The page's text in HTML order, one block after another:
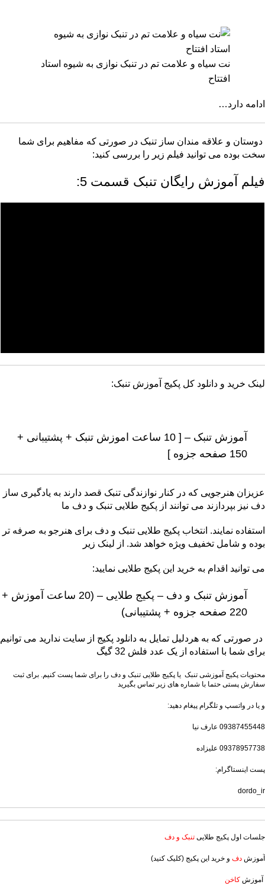
نت سیاه و علامت تم در تنبک نوازی به شیوه استاد
افتتاح
ادامه دارد…
دوستان و علاقه مندان ساز تنبک در صورتی که مفاهیم برای شما
سخت بوده می توانید فیلم زیر را بررسی کنید:
فیلم آموزش رایگان تنبک قسمت 5:
لینک خرید و دانلود کل پکیج آموزش تنبک:
آموزش تنبک – [ 10 ساعت اموزش تنبک + پشتیبانی +
150 صفحه جزوه ]
عزیزان هنرجویی که در کنار نوازندگی تنبک قصد دارند به یادگیری ساز
دف نیز بپردازند می توانند از پکیج طلایی تنبک و دف ما
استفاده نمایند. انتخاب پکیج طلایی تنبک و دف برای هنرجو به صرفه تر
بوده و شامل تخفیف ویژه خواهد شد. از لینک زیر
می توانید اقدام به خرید این پکیج طلایی نمایید:
آموزش تنبک و دف – پکیج طلایی – (20 ساعت آموزش +
220 صفحه جزوه + پشتیبانی)
در صورتی که به هردلیل تمایل به دانلود پکیج از سایت ندارید می توانیم
برای شما با استفاده از یک عدد فلش 32 گیگ
محتویات پکیج آموزشی تنبک یا پکیج طلایی تنبک و دف را برای شما پست کنیم. برای ثبت
سفارش پستی حتما با شماره های زیر تماس بگیرید
و یا در واتسپ و تلگرام پیغام دهید:
09387455448 عارف نیا
09378957738 علیزاده
پست اینستاگرام:
dordo_ir
جلسات اول پکیج طلایی تنبک و دف
آموزش دف و خرید این پکیج (کلیک کنید)
آموزش کاخن